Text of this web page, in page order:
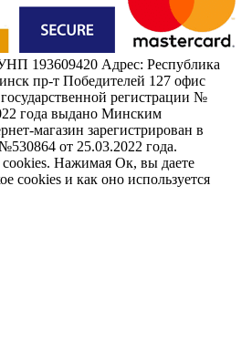
193609420 Адрес: Республика
пр-т Победителей 127 офис
регистрации №
года выдано Минским
магазин зарегистрирован в
от 25.03.2022 года.
Нажимая Ок, вы даете
cookies и как оно используется